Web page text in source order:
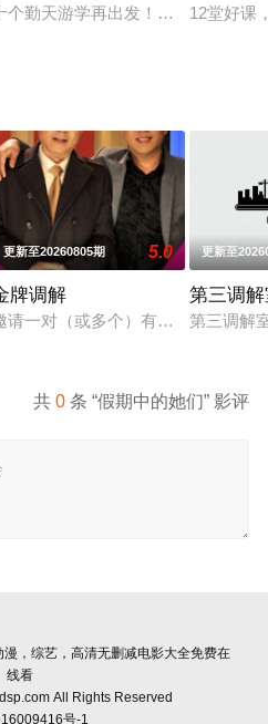
系纪实真人秀《我们长大了》。
个勤天游学再出发！主打“一个都
12堂好课
更新至20260805期 5.0
牌调解
请一对（或多个）有矛盾的当事人
更新至
第三调
第三调解
共0 条 “假期中的她们” 影评
，综艺，高清无删减电影大全免费在
线看
All Rights Reserved
号-1